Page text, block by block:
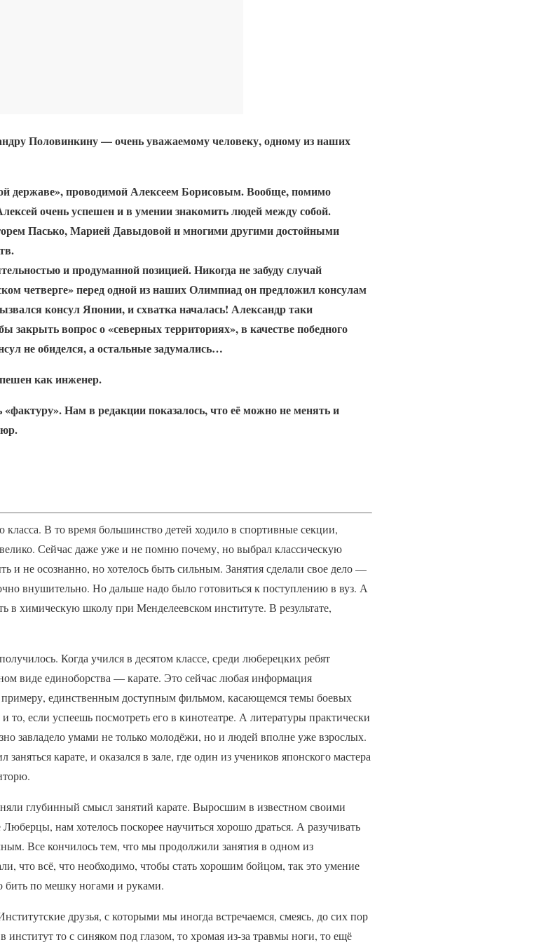
Половинкину — очень уважаемому человеку, одному из наших
державе», проводимой Алексеем Борисовым. Вообще, помимо
очень успешен и в умении знакомить людей между собой.
Пасько, Марией Давыдовой и многими другими достойными
и продуманной позицией. Никогда не забуду случай
четверге» перед одной из наших Олимпиад он предложил консулам
консул Японии, и схватка началась! Александр таки
закрыть вопрос о «северных территориях», в качестве победного
не обиделся, а остальные задумались…
как инженер.
Нам в редакции показалось, что её можно не менять и
класса. В то время большинство детей ходило в спортивные секции,
Сейчас даже уже и не помню почему, но выбрал классическую
и не осознанно, но хотелось быть сильным. Занятия сделали свое дело —
внушительно. Но дальше надо было готовиться к поступлению в вуз. А
в химическую школу при Менделеевском институте. В результате,
Когда учился в десятом классе, среди люберецких ребят
виде единоборства — карате. Это сейчас любая информация
примеру, единственным доступным фильмом, касающемся темы боевых
если успеешь посмотреть его в кинотеатре. А литературы практически
завладело умами не только молодёжи, но и людей вполне уже взрослых.
карате, и оказался в зале, где один из учеников японского мастера
глубинный смысл занятий карате. Выросшим в известном своими
нам хотелось поскорее научиться хорошо драться. А разучивать
Все кончилось тем, что мы продолжили занятия в одном из
что всё, что необходимо, чтобы стать хорошим бойцом, так это умение
бить по мешку ногами и руками.
друзья, с которыми мы иногда встречаемся, смеясь, до сих пор
то с синяком под глазом, то хромая из-за травмы ноги, то ещё